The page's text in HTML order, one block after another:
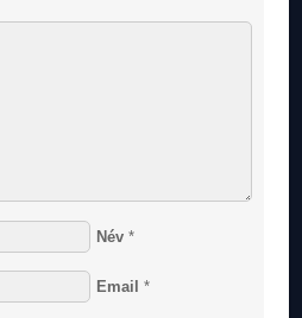
Név *
Email *